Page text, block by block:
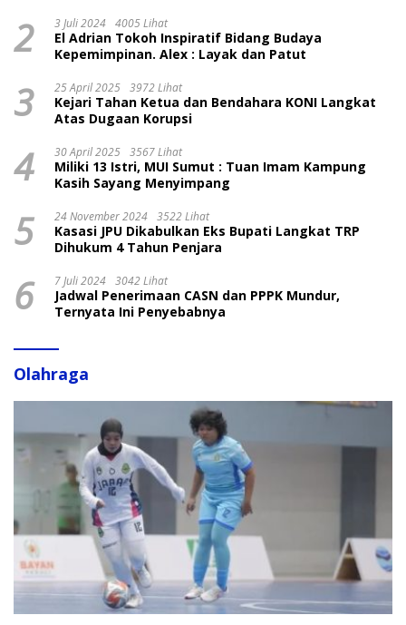
2 3 Juli 2024 4005 Lihat
El Adrian Tokoh Inspiratif Bidang Budaya
Kepemimpinan. Alex : Layak dan Patut
3 25 April 2025 3972 Lihat
Kejari Tahan Ketua dan Bendahara KONI Langkat
Atas Dugaan Korupsi
4 30 April 2025 3567 Lihat
Miliki 13 Istri, MUI Sumut : Tuan Imam Kampung
Kasih Sayang Menyimpang
5 24 November 2024 3522 Lihat
Kasasi JPU Dikabulkan Eks Bupati Langkat TRP
Dihukum 4 Tahun Penjara
6 7 Juli 2024 3042 Lihat
Jadwal Penerimaan CASN dan PPPK Mundur,
Ternyata Ini Penyebabnya
Olahraga